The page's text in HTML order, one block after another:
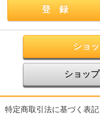
ショ
ショッ
特定商取引法に基づく表記